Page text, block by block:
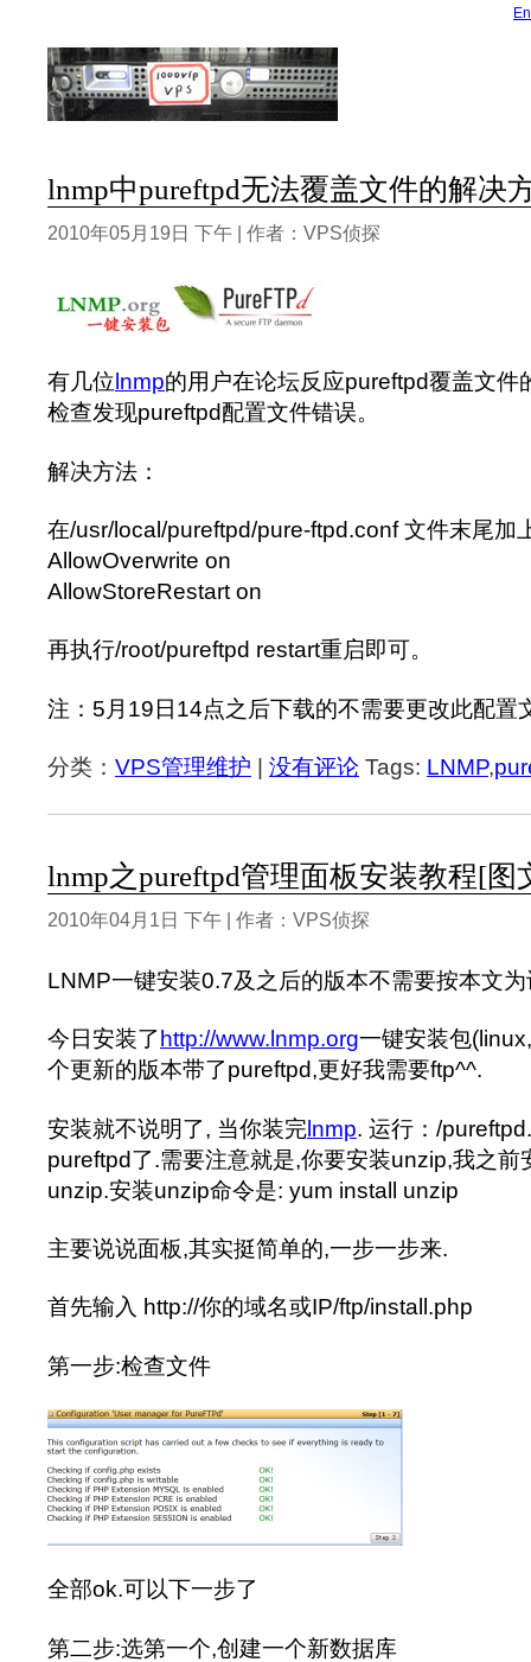
lnmp中pureftpd无法覆盖文件的解决
2010年05月19日 下午 | 作者：VPS侦探
有几位 lnmp的用户在论坛反应pureftpd覆盖文件
检查发现pureftpd配置文件错误。
解决方法：
在/usr/local/pureftpd/pure-ftpd.conf 文件末尾加
AllowOverwrite on
AllowStoreRestart on
再执行/root/pureftpd restart重启即可。
注：5月19日14点之后下载的不需要更改此配置
分类： VPS管理维护 没有评论 Tags: LNMP,
lnmp之pureftpd管理面板安装教程[图
2010年04月1日 下午 | 作者：VPS侦探
LNMP一键安装0.7及之后的版本不需要按本文
今日安装了 http://www.lnmp.org一键安装包
个更新的版本带了pureftpd,更好我需要ftp^^.
安装就不说明了, 当你装完lnmp. 运行：/
pureftpd了.需要注意就是,你要安装unzip,我之前
unzip.安装unzip命令是: yum install unzip
主要说说面板,其实挺简单的,一步一步来.
首先输入 http://你的域名或IP/ftp/install.php
第一步:检查文件
全部ok.可以下一步了
第二步:选第一个,创建一个新数据库